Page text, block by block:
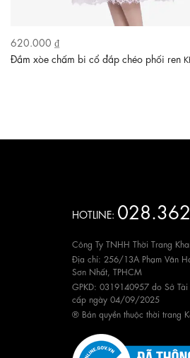
620.000 ₫
Đầm xòe chấm bi cổ đắp chéo phối ren
HOTLINE:
Công Ty TNHH Thời Trang
Địa chỉ: 256/13A Phạm Văn
Sơn Nhất, TPHCM
GPKD: 0319140957 do Sở Tài
cấp ngày 04/09/2025
® Bản quyền thuộc thời trang